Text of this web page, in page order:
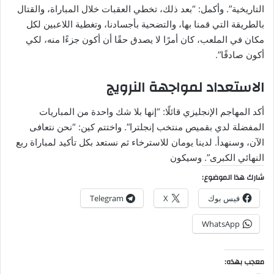
التاريخية”. وأكمل: “بعد ذلك، تخطي العقبات خلال المباراة، والقتال
بالطريقة التي قمنا بها، والتضحية بأجسادنا، وتغطية اللاعبين لكل
مكان في الملعب، كان أمرًا لا يصدق حقًا أن أكون جزءًا منه، لكي
أكون صادقًا”.
الاستعداد لمواجهة النرويج
أكد المهاجم الإنجليزي قائلًا: “إنها بلا شك واحدة من المباريات
المفضلة لدي بقميص منتخب إنجلترا”. واختتم كين: “نحن نتعافى
الآن، وسنهدأ. لدينا يومان للاسترخاء ثم نستعد بكل تأكيد لمباراة ربع
النهائي الكبرى”. وسيكون
شارك هذا الموضوع:
فيس بوك X
Telegram
WhatsApp
معجب بهذه: